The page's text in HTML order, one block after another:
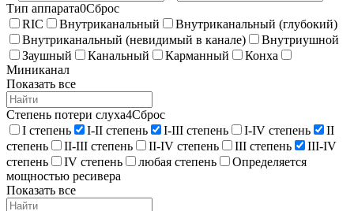
Тип аппарата0Сброс
RIC
Внутриканальный
Внутриканальный (глубокий)
Внутриканальный (невидимый в канале)
Внутриушной
Заушный
Канальный Карманный
Конха
Миниканал
Показать все
Степень потери слуха4Сброс
I степень
I-II степень I-III степень I-IV степень
II
степень
II-III степень II-IV степень III степень
III-IV
степень
IV степень любая степень
Определяется
мощностью ресивера
Показать все